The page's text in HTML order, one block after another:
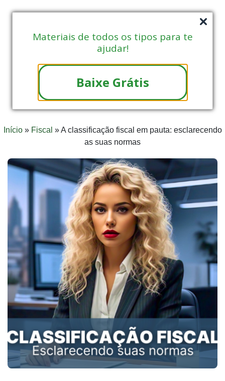
Materiais de todos os tipos para te
ajudar!
Baixe Grátis
Início» Fiscal »A classificação fiscal em pauta: esclarecendo
as suas normas